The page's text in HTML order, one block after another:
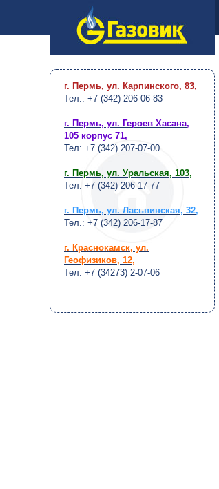
г. Пермь, ул. Карпинского, 83,
Тел.: +7 (342) 206-06-83
г. Пермь, ул. Героев Хасана,
105 корпус 71,
Тел: +7 (342) 207-07-00
г. Пермь, ул. Уральская, 103,
Тел: +7 (342) 206-17-77
г. Пермь, ул. Ласьвинская, 32,
Тел.: +7 (342) 206-17-87
г. Краснокамск, ул.
Геофизиков, 12,
Тел: +7 (34273) 2-07-06